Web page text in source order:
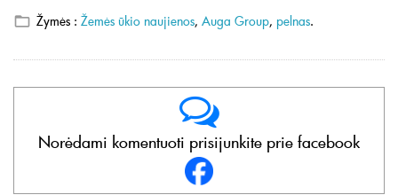
Žymės : Žemės ūkio naujienos, Auga Group, pelnas.
Norėdami komentuoti prisijunkite prie facebook